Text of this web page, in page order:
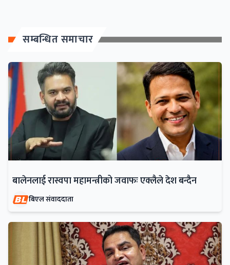
सम्बन्धित समाचार
बालेनलाई रास्वपा महामन्त्रीको जवाफः एक्लैले देश बन्दैन
बिएल संवाददाता